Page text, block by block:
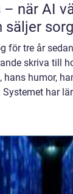
– när AI
säljer
för tre år
skriva till
hans humor,
har